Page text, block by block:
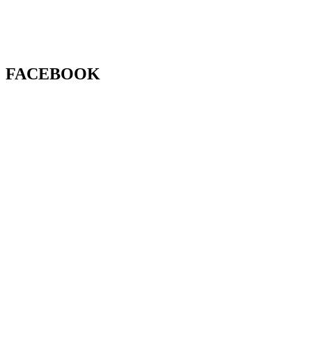
FACEBOOK